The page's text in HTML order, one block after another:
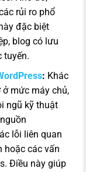
rủi ro phổ
đặc biệt
blog có lưu
tuyến.
: Khác
mức máy chủ,
ngũ kỹ thuật
lỗi liên quan
hoặc các vấn
Điều này giúp